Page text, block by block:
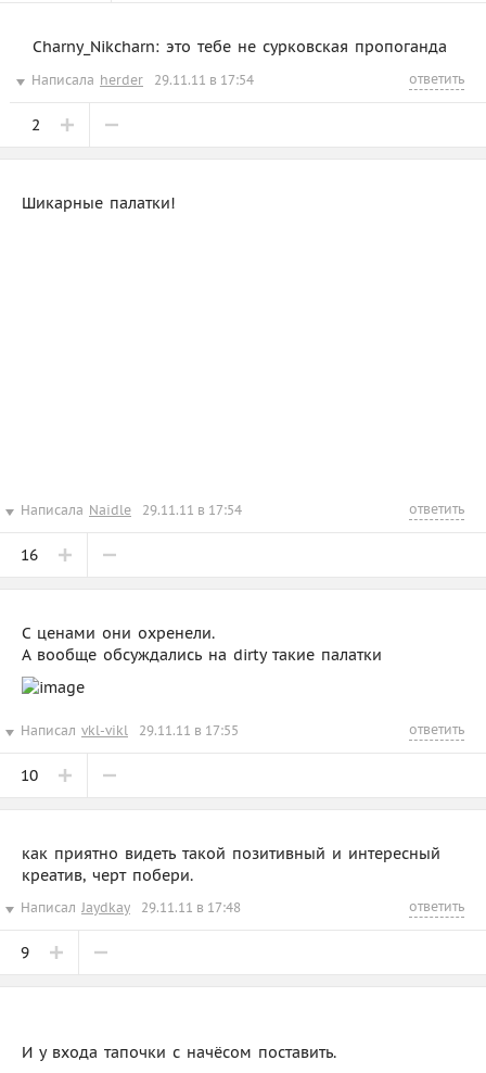
Charny_Nikcharn: это тебе не сурковская пропоганда
Написала herder 29.11.11 в 17:54 ответить
2
Шикарные палатки!
Написала Naidle 29.11.11 в 17:54 ответить
16
С ценами они охренели.
А вообще обсуждались на dirty такие палатки
Написал vkl-vikl 29.11.11 в 17:55 ответить
10
как приятно видеть такой позитивный и интересный
креатив, черт побери.
Написал Jaydkay 29.11.11 в 17:48 ответить
9
И у входа тапочки с начёсом поставить.